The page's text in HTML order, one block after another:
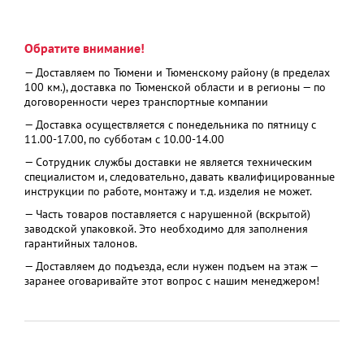
Обратите внимание!
— Доставляем по Тюмени и Тюменскому району (в пределах
100 км.), доставка по Тюменской области и в регионы — по
договоренности через транспортные компании
— Доставка осуществляется с понедельника по пятницу с
11.00-17.00, по субботам с 10.00-14.00
— Сотрудник службы доставки не является техническим
специалистом и, следовательно, давать квалифицированные
инструкции по работе, монтажу и т.д. изделия не может.
— Часть товаров поставляется с нарушенной (вскрытой)
заводской упаковкой. Это необходимо для заполнения
гарантийных талонов.
— Доставляем до подъезда, если нужен подъем на этаж —
заранее оговаривайте этот вопрос с нашим менеджером!